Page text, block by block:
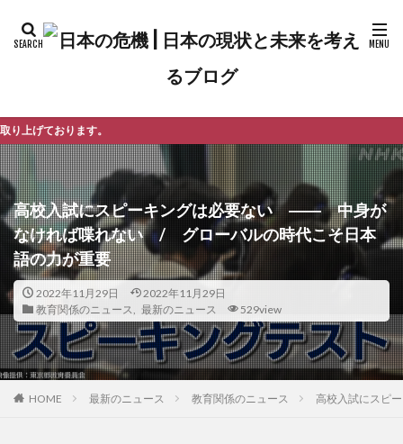
高校入試にスピーキングは必要ない ―― 中身が
なければ喋れない / グローバルの時代こそ日本
語の力が重要
2022年11月29日
2022年11月29日
教育関係のニュース
最新のニュース 529view
HOME 最新のニュース 教育関係のニュース 高校入試にスピ